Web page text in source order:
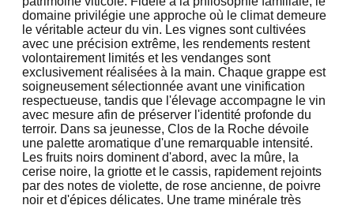
domaine privilégie une approche où le climat demeure
le véritable acteur du vin. Les vignes sont cultivées
avec une précision extrême, les rendements restent
volontairement limités et les vendanges sont
exclusivement réalisées à la main. Chaque grappe est
soigneusement sélectionnée avant une vinification
respectueuse, tandis que l'élevage accompagne le vin
avec mesure afin de préserver l'identité profonde du
terroir. Dans sa jeunesse, Clos de la Roche dévoile
une palette aromatique d'une remarquable intensité.
Les fruits noirs dominent d'abord, avec la mûre, la
cerise noire, la griotte et le cassis, rapidement rejoints
par des notes de violette, de rose ancienne, de poivre
noir et d'épices délicates. Une trame minérale très